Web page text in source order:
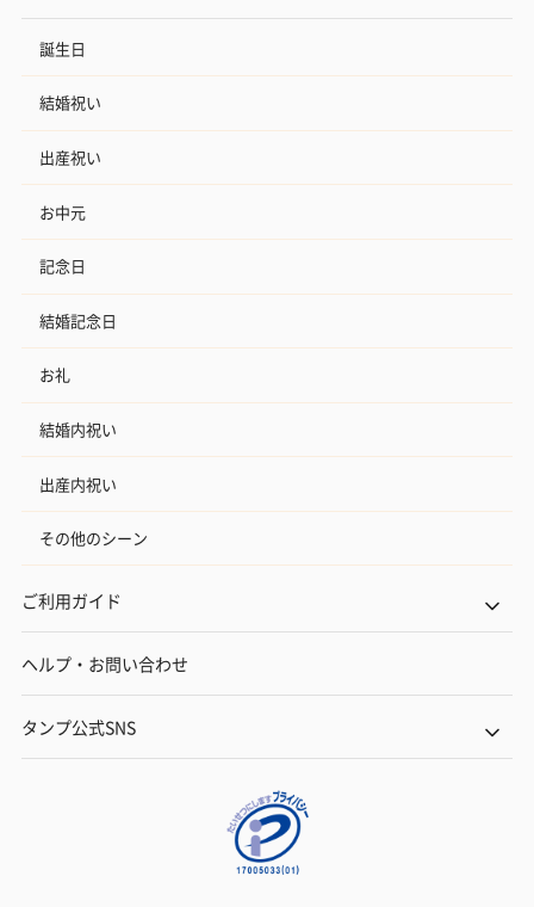
誕生日
結婚祝い
出産祝い
お中元
記念日
結婚記念日
お礼
結婚内祝い
出産内祝い
その他のシーン
ご利用ガイド
ヘルプ・お問い合わせ
タンプ公式SNS